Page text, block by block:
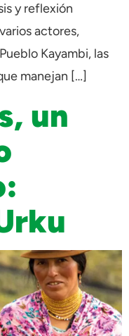
y reflexión
actores,
Kayambi, las
manejan […]
un